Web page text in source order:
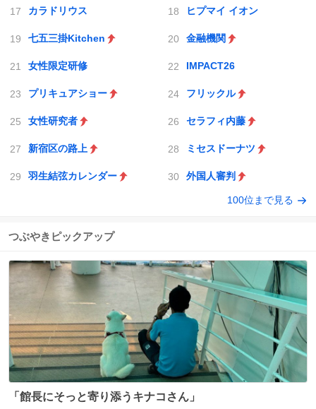
カラドリウス ヒプマイ イオン
七五三掛Kitchen 金融機関
女性限定研修 IMPACT26
プリキュアショー フリックル
女性研究者 セラフィ内藤
新宿区の路上 ミセスドーナツ
羽生結弦カレンダー 外国人審判
100位まで見る
つぶやきピックアップ
「館長にそっと寄り添うキナコさん」